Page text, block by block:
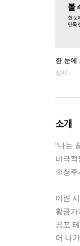
한 눈에
상시
소개
“나는
비극
※청주
어린
황금가
공포
어 나